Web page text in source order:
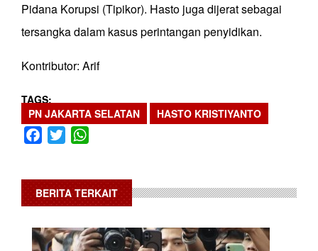
Pidana Korupsi (Tipikor). Hasto juga dijerat sebagai
tersangka dalam kasus perintangan penyidikan.
Kontributor: Arif
TAGS
PN JAKARTA SELATAN
HASTO KRISTIYANTO
Facebook
Twitter
BERITA TERKAIT